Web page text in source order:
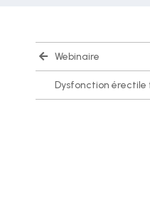
Webinaire
Dysfonction érectile